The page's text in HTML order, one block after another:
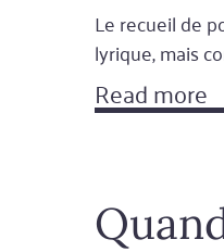
Le recueil de
lyrique, mais
Read more